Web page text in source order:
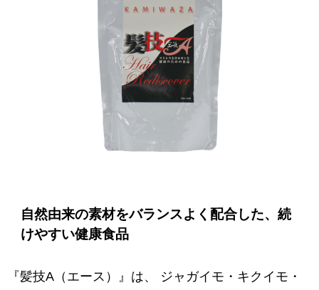
自然由来の素材をバランスよく配合した、続
けやすい健康食品
『髪技A（エース）』は、 ジャガイモ・キクイモ・